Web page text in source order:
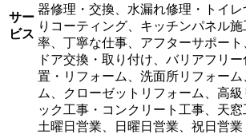
サー
ビス
器修理・交換、水漏れ修理・トイレ
りコーティング、キッチンパネル施
率、丁寧な仕事、アフターサポー
ドア交換・取り付け、バリアフリ
置・リフォーム、洗面所リフォー
ム、クローゼットリフォーム、高
ック工事・コンクリート工事、天窓
土曜日営業、日曜日営業、祝日営業